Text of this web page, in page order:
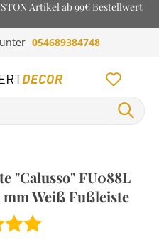
Artikel ab 99€ Bestellwert
054689384748
"Calusso" FU088L
Weiß Fußleiste